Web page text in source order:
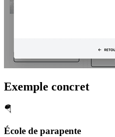
Exemple concret
🪂
École de parapente